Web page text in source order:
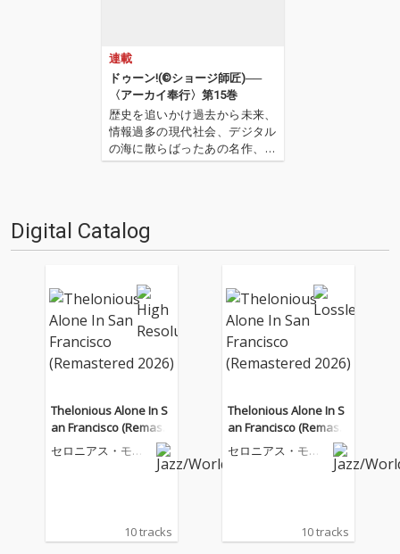
連載
ドゥーン!(©︎ショージ師匠)──
〈アーカイ奉行〉第15巻
歴史を追いかけ過去から未来、
情報過多の現代社会、デジタル
の海に散らばったあの名作、こ
の名作たちをひとつにまとめる
は…'''1.過去作の最新リマスター
音源 2.これまで未配信…
Digital Catalog
Thelonious Alone In S
an Francisco (Remast
ered 2026)
セロニアス・モン
10 tracks
Thelonious Alone In S
an Francisco (Remast
ered 2026)
セロニアス・モン
10 tracks